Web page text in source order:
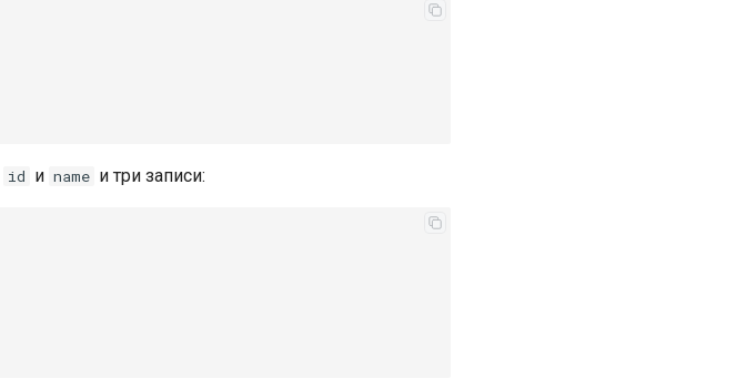
id и name и три записи: